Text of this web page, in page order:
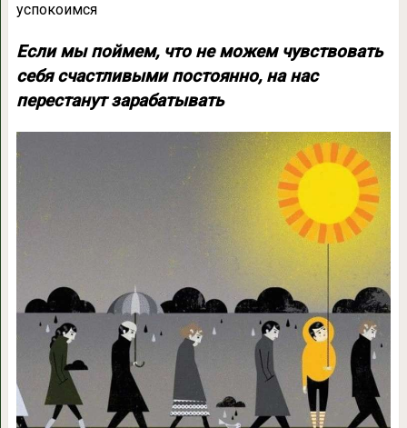
успокоимся
Если мы поймем, что не можем чувствовать
себя счастливыми постоянно, на нас
перестанут зарабатывать